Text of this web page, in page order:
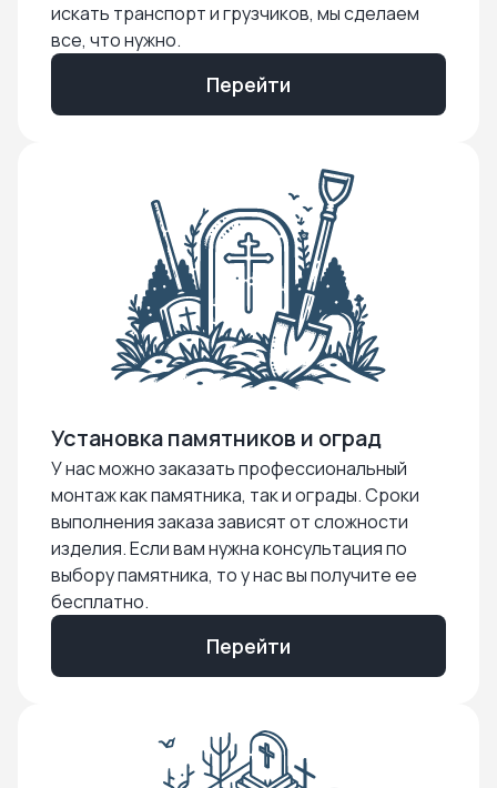
искать транспорт и грузчиков, мы сделаем
все, что нужно.
Перейти
Установка памятников и оград
У нас можно заказать профессиональный
монтаж как памятника, так и ограды. Сроки
выполнения заказа зависят от сложности
изделия. Если вам нужна консультация по
выбору памятника, то у нас вы получите ее
бесплатно.
Перейти